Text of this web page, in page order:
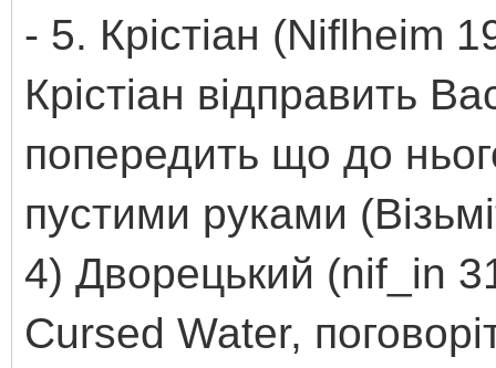
- 5. Крістіан (Niflheim
Крістіан відправить
попередить що до
пустими руками
4) Дворецький (nif_in
Cursed Water,